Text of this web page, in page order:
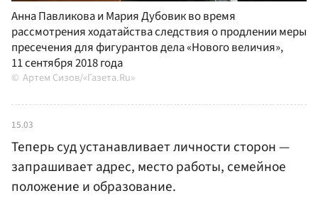
Анна Павликова и Мария Дубовик во время
рассмотрения ходатайства следствия о продлении меры
пресечения для фигурантов дела «Нового величия»,
11 сентября 2018 года
Артем Сизов/«Газета.Ru»
15.03
Теперь суд устанавливает личности сторон —
запрашивает адрес, место работы, семейное
положение и образование.